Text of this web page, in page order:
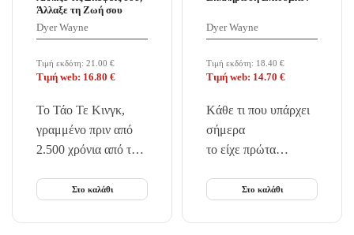
Άλλαξε τη Zωή σου
Dyer Wayne
Τιμή εκδότη: 21.00 €
Τιμή web: 16.80 €
Το Τάο Τε Κινγκ,
γραμμένο πριν από
2.500 χρόνια από τον
φιλόσοφο Λάο Τσε,
Στο καλάθι
Dyer Wayne
Τιμή εκδότη: 18.40 €
Τιμή web: 14.70 €
Kάθε τι που υπάρχει
σήμερα
το είχε πρώτα
Και ό,τι ποτέ θα
Στο καλάθι